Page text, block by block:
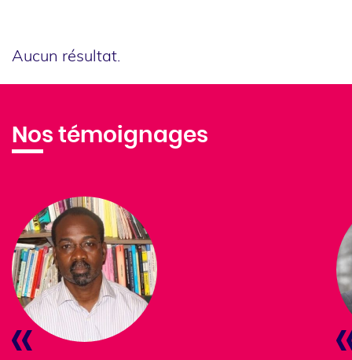
Aucun résultat.
Nos témoignages